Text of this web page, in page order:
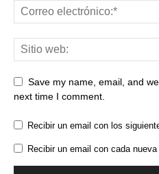
Save my name, email, and
next time I comment.
Recibir un email con los
Recibir un email con cada nueva